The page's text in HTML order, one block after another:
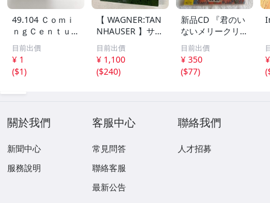
49.104 Ｃｏｍｉ
ｎｇＣｅｎｔｕｒ
／ベストオブカミ
ングセンチ 08
目前出價
¥ 1
($1)
【 WAGNER:TAN
NHAUSER 】サ
ー・ゲオルグ・シ
ョルティ CD ウィ
ーン・フィルハー
モニー管弦楽団
目前出價
¥ 1,100
($240)
新品CD 『君のい
ないメリークリス
マス』 作詞/作
曲/歌 深見東
州 ワールドメイ
ト たちばな出版
目前出價
¥ 350
($77)
(
關於我們
新聞中心
服務說明
客服中心
常見問答
聯絡客服
最新公告
聯絡我們
人才招募